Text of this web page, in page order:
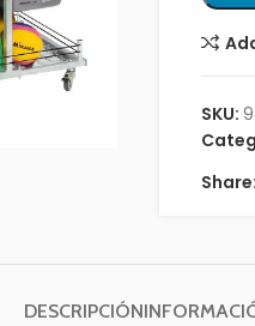
SKU:
Share:
DESCRIPCIÓN